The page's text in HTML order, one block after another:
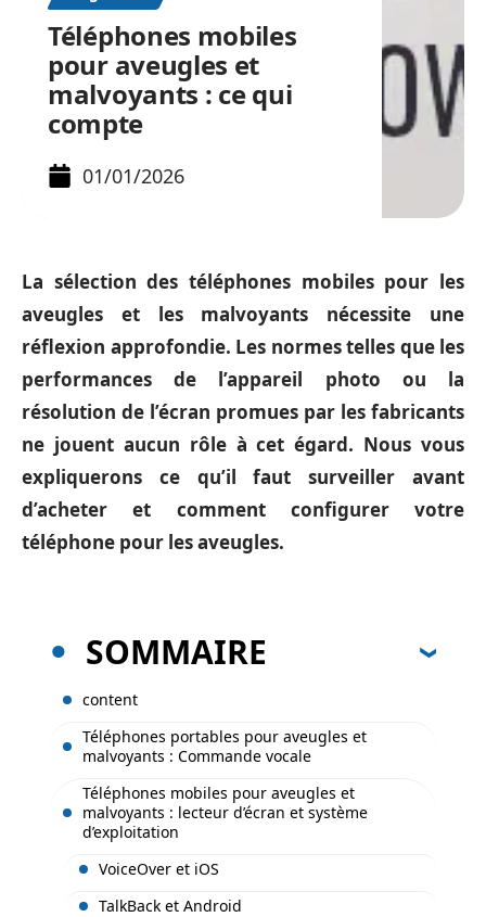
Téléphones mobiles
pour aveugles et
malvoyants : ce qui
compte
01/01/2026
La sélection des téléphones mobiles pour les
aveugles et les malvoyants nécessite une
réflexion approfondie. Les normes telles que les
performances de l’appareil photo ou la
résolution de l’écran promues par les fabricants
ne jouent aucun rôle à cet égard. Nous vous
expliquerons ce qu’il faut surveiller avant
d’acheter et comment configurer votre
téléphone pour les aveugles.
SOMMAIRE
content
Téléphones portables pour aveugles et
malvoyants : Commande vocale
Téléphones mobiles pour aveugles et
malvoyants : lecteur d’écran et système
d’exploitation
VoiceOver et iOS
TalkBack et Android